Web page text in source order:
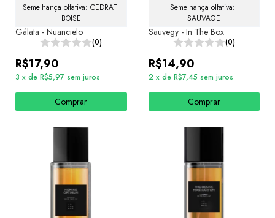
Semelhança olfativa: CEDRAT
BOISE
Gálata - Nuancielo
(0)
R$17,90
3 x de R$5,97 sem juros
Comprar
Semelhança olfativa:
SAUVAGE
Sauvegy - In The Box
(0)
R$14,90
2 x de R$7,45 sem juros
Comprar